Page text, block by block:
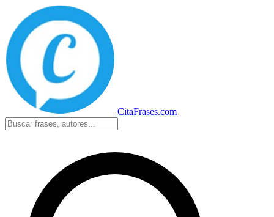
CitaFrases.com